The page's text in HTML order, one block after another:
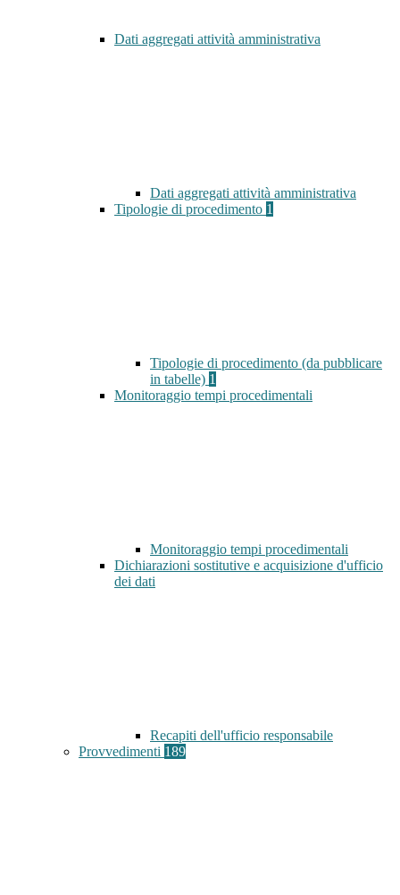
Dati aggregati attività amministrativa
Dati aggregati attività amministrativa
Tipologie di procedimento 1
Tipologie di procedimento (da pubblicare
in tabelle) 1
Monitoraggio tempi procedimentali
Monitoraggio tempi procedimentali
Dichiarazioni sostitutive e acquisizione d'ufficio
dei dati
Recapiti dell'ufficio responsabile
Provvedimenti 189